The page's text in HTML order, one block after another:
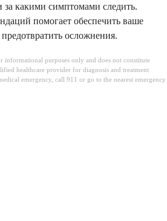
за какими симптомами следить.
помогает обеспечить ваше
осложнения.
informational purposes only and does not constitute
healthcare provider for diagnosis and treatment
emergency, call 911 or go to the nearest emergency